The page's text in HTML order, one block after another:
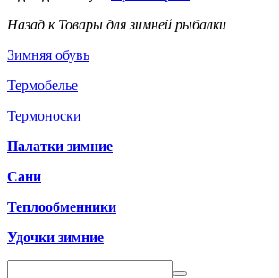
Назад к Товары для зимней рыбалки
Зимняя обувь
Термобелье
Термоноски
Палатки зимние
Сани
Теплообменники
Удочки зимние